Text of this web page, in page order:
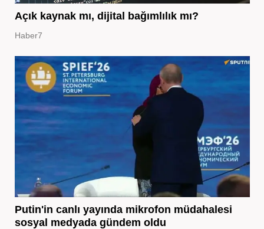
Açık kaynak mı, dijital bağımlılık mı?
Haber7
Putin'in canlı yayında mikrofon müdahalesi
sosyal medyada gündem oldu